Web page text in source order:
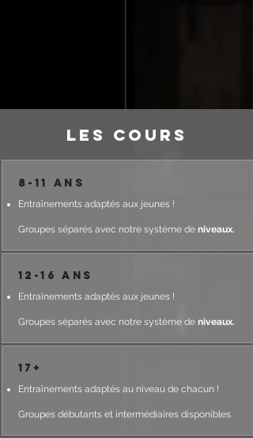
LEs cours
8-11 ans
Entraînements adaptés aux jeunes !
Groupes séparés avec notre système de niveaux.
12-16 ans
Entraînements adaptés aux jeunes !
Groupes séparés avec notre système de niveaux.
17+
Entraînements adaptés au niveau de chacun !
Groupes débutants et intermédiaires disponibles.